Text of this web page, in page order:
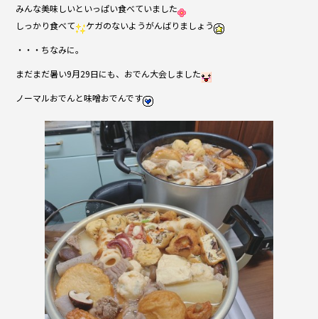
みんな美味しいといっぱい食べていました
しっかり食べて
ケガのないようがんばりましょう
・・・ちなみに。
まだまだ暑い9月29日にも、おでん大会しました
ノーマルおでんと味噌おでんです